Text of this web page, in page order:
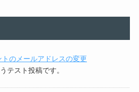
のメールアドレスの変更
テスト投稿です。